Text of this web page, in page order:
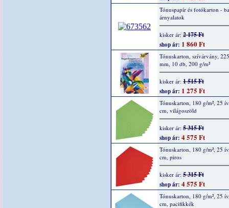
Tónuspapír és fotókarton -
árnyalatok
kisker ár: 2 175 Ft
shop ár: 1 860 Ft
Tónuskarton, szívárvány,
mm, 10 db, 200 g/m²
kisker ár: 1 515 Ft
shop ár: 1 275 Ft
Tónuskarton, 180 g/m², 25
cm, világoszöld
kisker ár: 5 315 Ft
shop ár: 4 575 Ft
Tónuskarton, 180 g/m², 25
cm, piros
kisker ár: 5 315 Ft
shop ár: 4 575 Ft
Tónuskarton, 180 g/m², 25
cm, pacifikkék